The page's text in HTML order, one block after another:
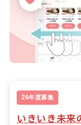
26年度募集
いきいき未来